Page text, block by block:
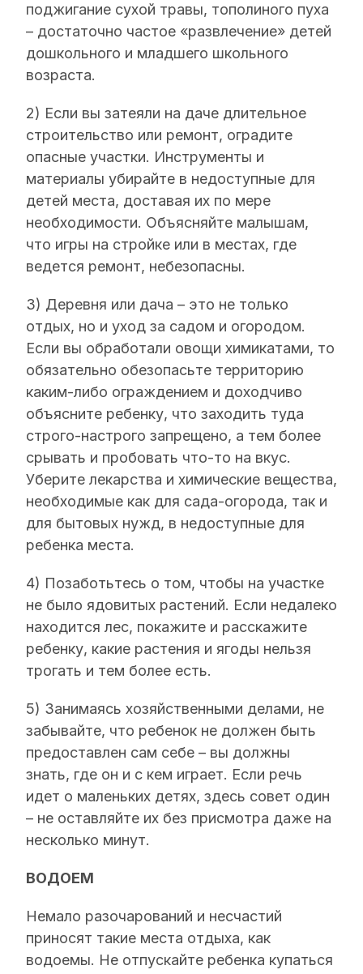
поджигание сухой травы, тополиного пуха
– достаточно частое «развлечение» детей
дошкольного и младшего школьного
возраста.
2) Если вы затеяли на даче длительное
строительство или ремонт, оградите
опасные участки. Инструменты и
материалы убирайте в недоступные для
детей места, доставая их по мере
необходимости. Объясняйте малышам,
что игры на стройке или в местах, где
ведется ремонт, небезопасны.
3) Деревня или дача – это не только
отдых, но и уход за садом и огородом.
Если вы обработали овощи химикатами, то
обязательно обезопасьте территорию
каким-либо ограждением и доходчиво
объясните ребенку, что заходить туда
строго-настрого запрещено, а тем более
срывать и пробовать что-то на вкус.
Уберите лекарства и химические вещества,
необходимые как для сада-огорода, так и
для бытовых нужд, в недоступные для
ребенка места.
4) Позаботьтесь о том, чтобы на участке
не было ядовитых растений. Если недалеко
находится лес, покажите и расскажите
ребенку, какие растения и ягоды нельзя
трогать и тем более есть.
5) Занимаясь хозяйственными делами, не
забывайте, что ребенок не должен быть
предоставлен сам себе – вы должны
знать, где он и с кем играет. Если речь
идет о маленьких детях, здесь совет один
– не оставляйте их без присмотра даже на
несколько минут.
ВОДОЕМ
Немало разочарований и несчастий
приносят такие места отдыха, как
водоемы. Не отпускайте ребенка купаться